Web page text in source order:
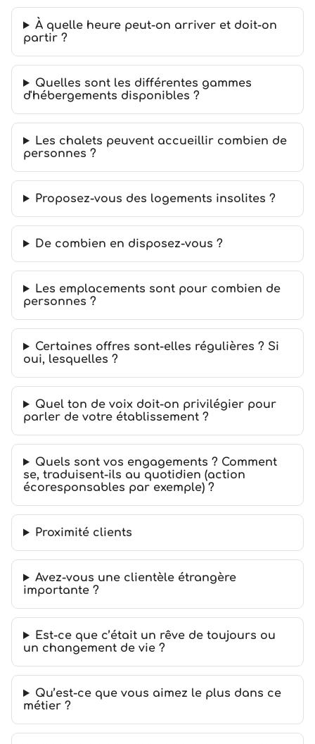
À quelle heure peut-on arriver et doit-on
partir ?
Quelles sont les différentes gammes
d'hébergements disponibles ?
Les chalets peuvent accueillir combien de
personnes ?
Proposez-vous des logements insolites ?
De combien en disposez-vous ?
Les emplacements sont pour combien de
personnes ?
Certaines offres sont-elles régulières ? Si
oui, lesquelles ?
Quel ton de voix doit-on privilégier pour
parler de votre établissement ?
Quels sont vos engagements ? Comment
se, traduisent-ils au quotidien (action
écoresponsables par exemple) ?
Proximité clients
Avez-vous une clientèle étrangère
importante ?
Est-ce que c’était un rêve de toujours ou
un changement de vie ?
Qu’est-ce que vous aimez le plus dans ce
métier ?